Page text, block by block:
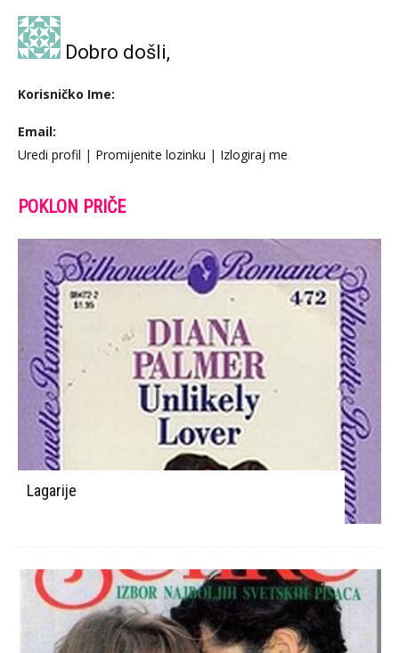
Dobro došli,
Korisničko Ime:
Email:
Uredi profil | Promijenite lozinku | Izlogiraj me
POKLON PRIČE
Lagarije